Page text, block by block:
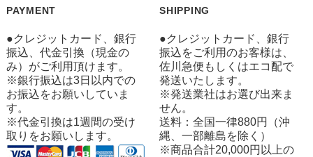
PAYMENT
●クレジットカード、銀行
振込、代金引換（現金の
み）がご利用頂けます。
※銀行振込は3日以内での
お振込をお願いしていま
す。
※代金引換は1週間の受け
取りをお願いします。
SHIPPING
●クレジットカード、銀行
振込をご利用のお客様は、
佐川急便もしくはエコ配で
発送いたします。
※発送業社はお選び出来ま
せん。
送料：全国一律880円（沖
縄、一部離島を除く）
※商品合計20,000円以上の